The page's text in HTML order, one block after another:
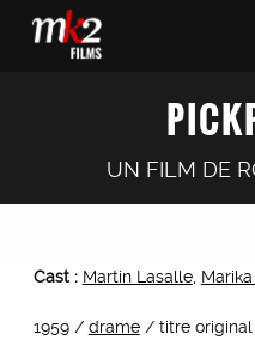
UN FILM DE
Cast : Martin Lasalle,
1959 / drame/ titre original